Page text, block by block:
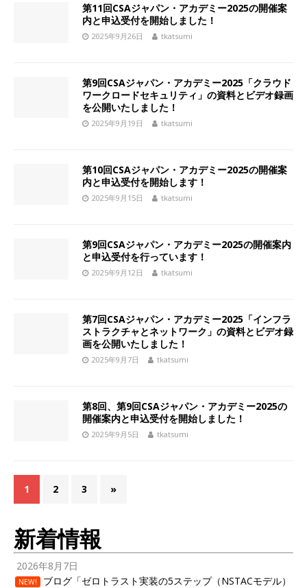
第11回CSAジャパン・アカデミー2025の開催案
内と申込受付を開始しました！
2025年9月26日 tkatsumi
第9回CSAジャパン・アカデミー2025「クラウド
ワークロードセキュリティ」の資料とビデオ録画
を公開いたしました！
2025年9月19日 tkatsumi
第10回CSAジャパン・アカデミー2025の開催案
内と申込受付を開始します！
2025年9月15日 tkatsumi
第9回CSAジャパン・アカデミー2025の開催案内
と申込受付を行っています！
2025年9月12日 tkatsumi
第7回CSAジャパン・アカデミー2025「インフラ
ストラクチャとネットワーク」の資料とビデオ録
画を公開いたしました！
2025年9月7日 tkatsumi
第8回、第9回CSAジャパン・アカデミー2025の
開催案内と申込受付を開始しました！
2025年9月5日 tkatsumi
1 2 3 »
新着情報
2026年8月7日
NEW!
ブログ「ゼロトラスト実装の5ステップ（NSTACモデル）